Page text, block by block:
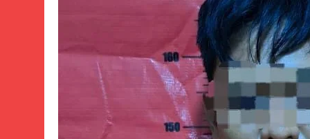
Warga
Juli 22, 2024
Diduga
Juli 22, 2024
Menkes
obatan
Polres